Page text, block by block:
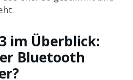
im Überblick:
Bluetooth